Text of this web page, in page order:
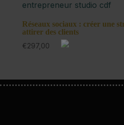
Réseaux sociaux : créer une
attirer des clients
€297,00